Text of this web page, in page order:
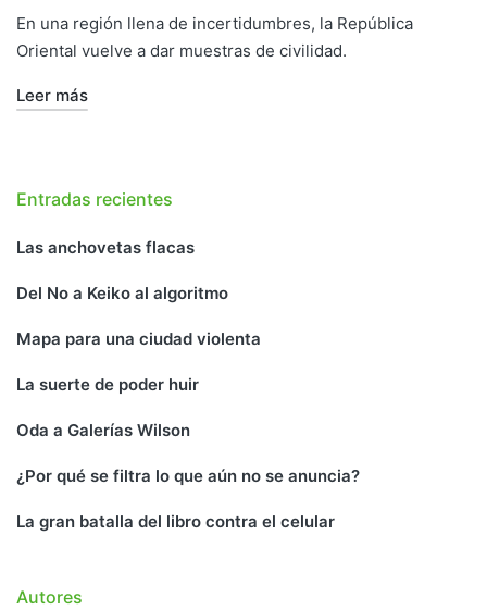
en
En una región llena de incertidumbres, la República
Oriental vuelve a dar muestras de civilidad.
Leer más
Entradas recientes
Las anchovetas flacas
Del No a Keiko al algoritmo
Mapa para una ciudad violenta
La suerte de poder huir
Oda a Galerías Wilson
¿Por qué se filtra lo que aún no se anuncia?
La gran batalla del libro contra el celular
Autores